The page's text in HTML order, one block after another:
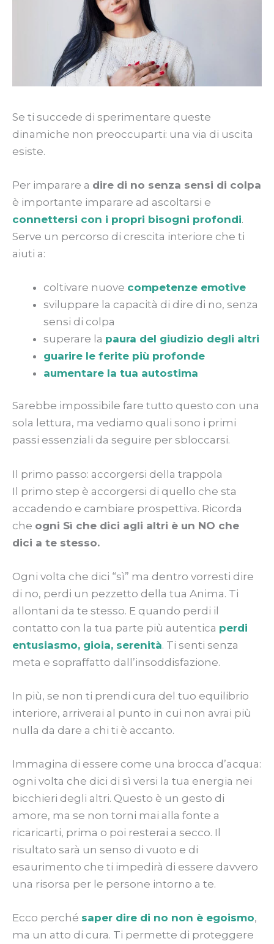
Se ti succede di sperimentare queste
dinamiche non preoccuparti: una via di uscita
esiste.
Per imparare a dire di no senza sensi di colpa
è importante imparare ad ascoltarsi e
connettersi con i propri bisogni profondi.
Serve un percorso di crescita interiore che ti
aiuti a:
coltivare nuove competenze emotive
sviluppare la capacità di dire di no, senza
sensi di colpa
superare la paura del giudizio degli altri
guarire le ferite più profonde
aumentare la tua autostima
Sarebbe impossibile fare tutto questo con una
sola lettura, ma vediamo quali sono i primi
passi essenziali da seguire per sbloccarsi.
Il primo passo: accorgersi della trappola
Il primo step è accorgersi di quello che sta
accadendo e cambiare prospettiva. Ricorda
che ogni Sì che dici agli altri è un NO che
dici a te stesso.
Ogni volta che dici “sì” ma dentro vorresti dire
di no, perdi un pezzetto della tua Anima. Ti
allontani da te stesso. E quando perdi il
contatto con la tua parte più autentica perdi
entusiasmo, gioia, serenità. Ti senti senza
meta e sopraffatto dall’insoddisfazione.
In più, se non ti prendi cura del tuo equilibrio
interiore, arriverai al punto in cui non avrai più
nulla da dare a chi ti è accanto.
Immagina di essere come una brocca d’acqua:
ogni volta che dici di sì versi la tua energia nei
bicchieri degli altri. Questo è un gesto di
amore, ma se non torni mai alla fonte a
ricaricarti, prima o poi resterai a secco. Il
risultato sarà un senso di vuoto e di
esaurimento che ti impedirà di essere davvero
una risorsa per le persone intorno a te.
Ecco perché saper dire di no non è egoismo,
ma un atto di cura. Ti permette di proteggere